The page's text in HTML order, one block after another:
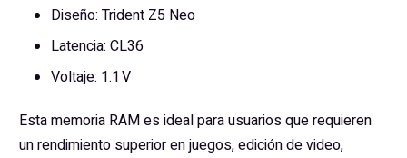
Diseño: Trident Z5 Neo
Latencia: CL36
Voltaje: 1.1 V
Esta memoria RAM es ideal para usuarios que requieren
un rendimiento superior en juegos, edición de video,